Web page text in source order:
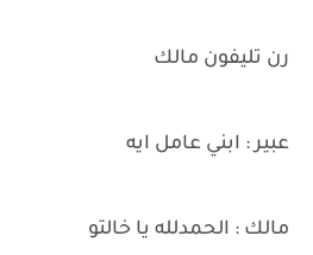
رن تليفون مالك
عبير : ابني عامل ايه
مالك : الحمدلله يا خالتو